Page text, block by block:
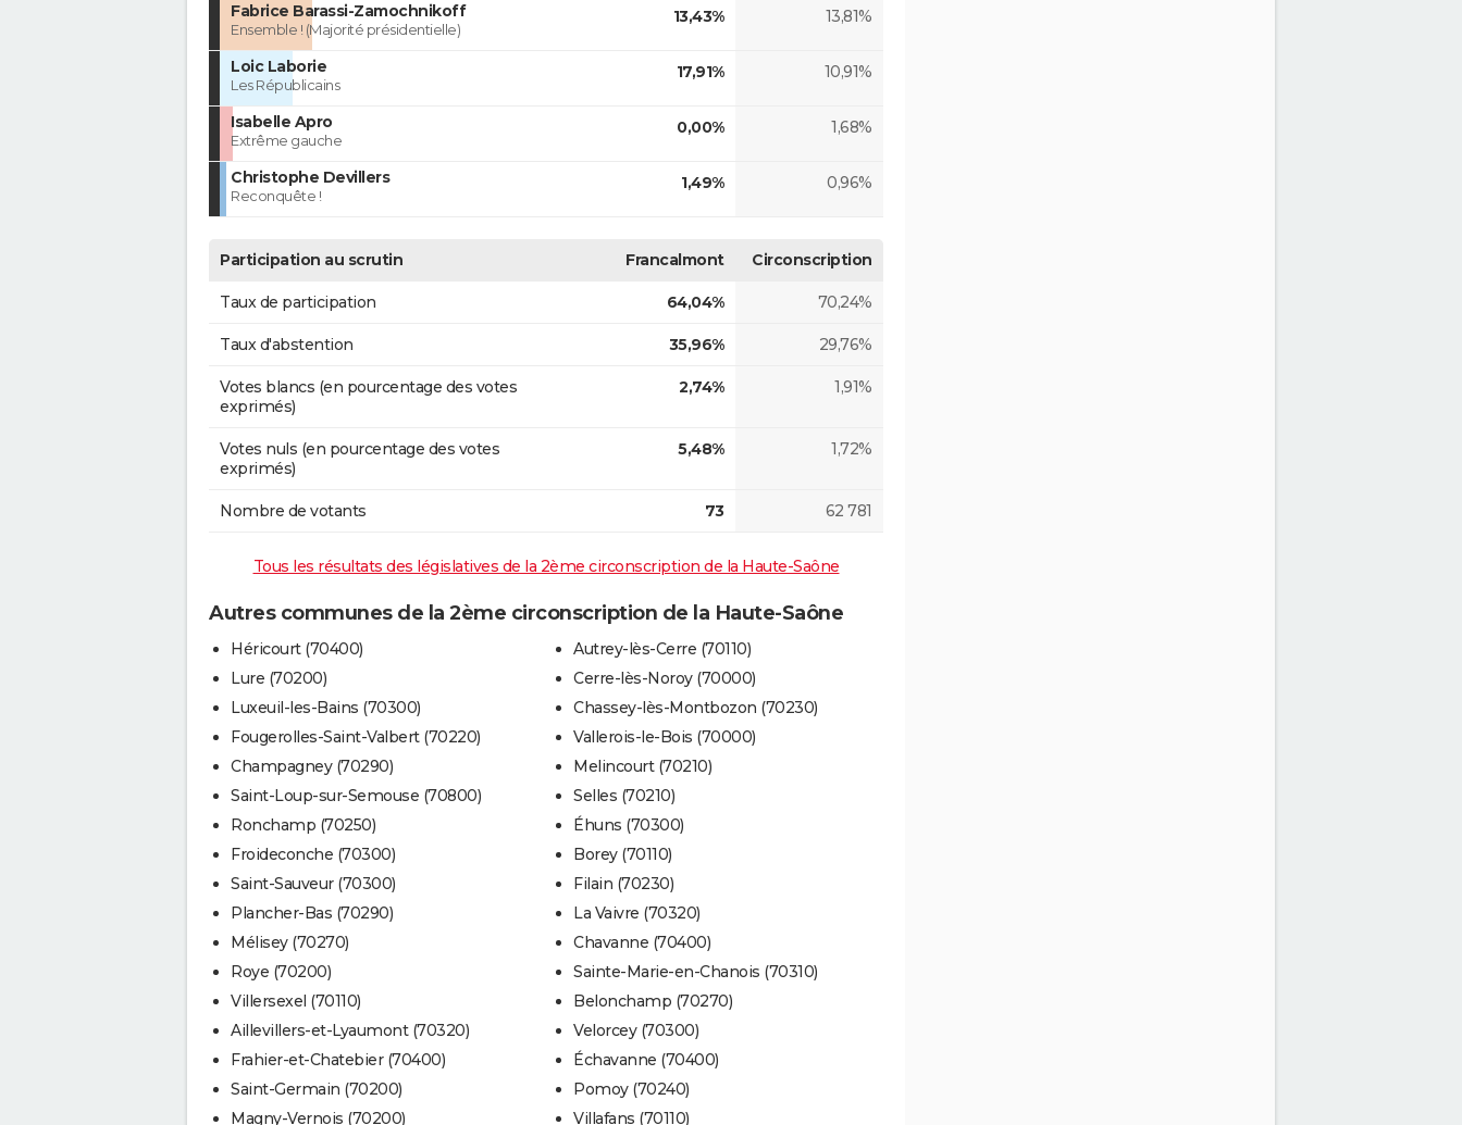
Fabrice Barassi-Zamochnikoff
Ensemble ! (Majorité présidentielle)
13,43% 13,81%
Loic Laborie
Les Républicains
17,91% 10,91%
Isabelle Apro
Extrême gauche
0,00% 1,68%
Christophe Devillers
Reconquête !
1,49% 0,96%
Participation au scrutin Francalmont Circonscription
Taux de participation 64,04% 70,24%
Taux d'abstention 35,96% 29,76%
Votes blancs (en pourcentage des votes
exprimés)
2,74% 1,91%
Votes nuls (en pourcentage des votes
exprimés)
5,48% 1,72%
Nombre de votants 73 62 781
Tous les résultats des législatives de la 2ème circonscription de la Haute-Saône
Autres communes de la 2ème circonscription de la Haute-Saône
Héricourt (70400)
Lure (70200)
Luxeuil-les-Bains (70300)
Fougerolles-Saint-Valbert (70220)
Champagney (70290)
Saint-Loup-sur-Semouse (70800)
Ronchamp (70250)
Froideconche (70300)
Saint-Sauveur (70300)
Plancher-Bas (70290)
Mélisey (70270)
Roye (70200)
Villersexel (70110)
Aillevillers-et-Lyaumont (70320)
Frahier-et-Chatebier (70400)
Saint-Germain (70200)
Magny-Vernois (70200)
Autrey-lès-Cerre (70110)
Cerre-lès-Noroy (70000)
Chassey-lès-Montbozon (70230)
Vallerois-le-Bois (70000)
Melincourt (70210)
Selles (70210)
Éhuns (70300)
Borey (70110)
Filain (70230)
La Vaivre (70320)
Chavanne (70400)
Sainte-Marie-en-Chanois (70310)
Belonchamp (70270)
Velorcey (70300)
Échavanne (70400)
Pomoy (70240)
Villafans (70110)